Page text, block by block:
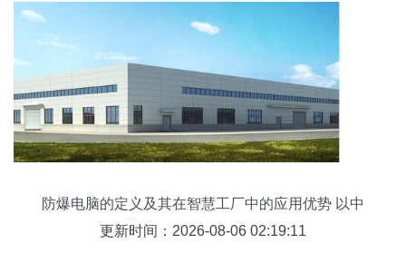
防爆电脑的定义及其在智慧工厂中的应用优势 以中
通智能工业防爆电脑为例
更新时间：2026-08-06 02:19:11